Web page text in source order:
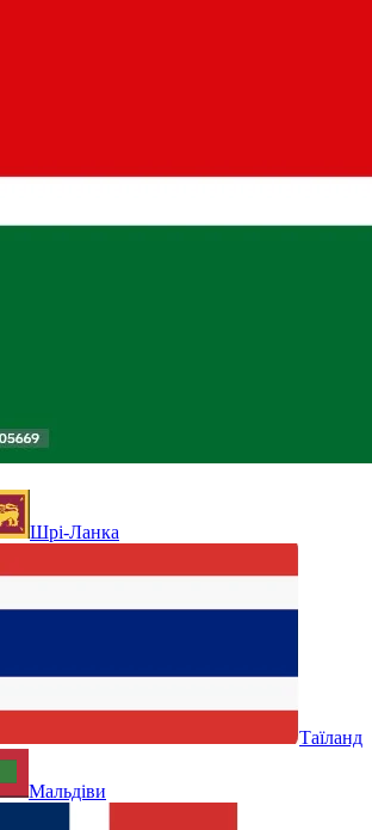
Шрі-Ланка
Таїланд
Мальдіви